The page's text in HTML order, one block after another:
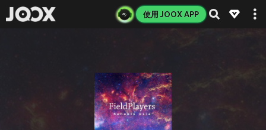
使用 JOOX APP